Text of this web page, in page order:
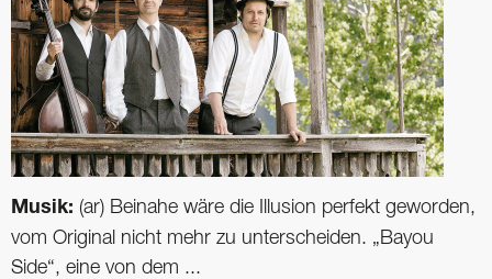
Musik: (ar) Beinahe wäre die Illusion perfekt geworden,
vom Original nicht mehr zu unterscheiden. „Bayou
Side“, eine von dem ...